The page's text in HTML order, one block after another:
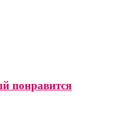
понравится